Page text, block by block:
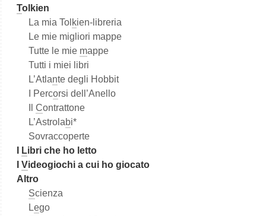
Tolkien
La mia Tol kien-libreria
Le mie migliori mappe
Tutte le mie mappe
Tutti i miei libri
L’Atlante degli Hobbit
I Percorsi dell’Anello
Contrattone
L’Astrolabi*
Sovraccoperte
Libri che ho letto
Videogiochi a cui ho giocato
Altro
Scienza
Lego